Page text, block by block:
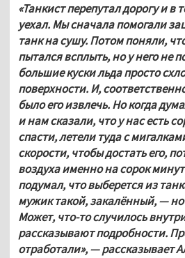
«Танкист перепутал дорогу и в
уехал. Мы сначала помогали
танк на сушу. Потом поняли,
пытался всплыть, но у него не
большие куски льда просто
поверхности. И,
было его извлечь. Но когда
и нам сказали, что у нас есть
спасти, летели туда с
скорости, чтобы достать его,
воздуха именно на сорок
подумал, что выберется из
мужик такой, закалённый, — но
Может, что-то случилось
рассказывают подробности.
отработали», — рассказывает